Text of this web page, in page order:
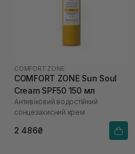
COMFORT ZONE
COMFORT ZONE Sun Soul
Cream SPF50 150 мл
Антивіковий водостійкий
сонцезахисний крем
2 486₴